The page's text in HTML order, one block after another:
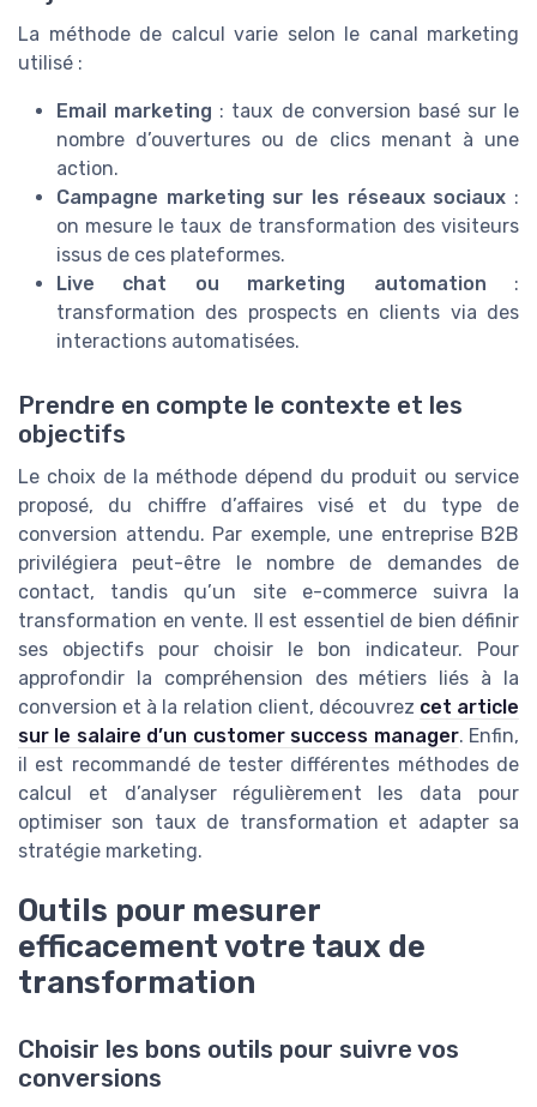
La méthode de calcul varie selon le canal marketing
utilisé :
Email marketing : taux de conversion basé sur le
nombre d’ouvertures ou de clics menant à une
action.
Campagne marketing sur les réseaux sociaux :
on mesure le taux de transformation des visiteurs
issus de ces plateformes.
Live chat ou marketing automation :
transformation des prospects en clients via des
interactions automatisées.
Prendre en compte le contexte et les
objectifs
Le choix de la méthode dépend du produit ou service
proposé, du chiffre d’affaires visé et du type de
conversion attendu. Par exemple, une entreprise B2B
privilégiera peut-être le nombre de demandes de
contact, tandis qu’un site e-commerce suivra la
transformation en vente. Il est essentiel de bien définir
ses objectifs pour choisir le bon indicateur. Pour
approfondir la compréhension des métiers liés à la
conversion et à la relation client, découvrez cet article
sur le salaire d’un customer success manager. Enfin,
il est recommandé de tester différentes méthodes de
calcul et d’analyser régulièrement les data pour
optimiser son taux de transformation et adapter sa
stratégie marketing.
Outils pour mesurer
efficacement votre taux de
transformation
Choisir les bons outils pour suivre vos
conversions